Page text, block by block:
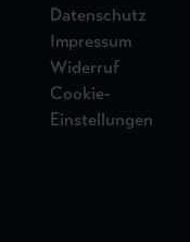
Datenschutz
Impressum
Widerruf
Cookie-
Einstellungen